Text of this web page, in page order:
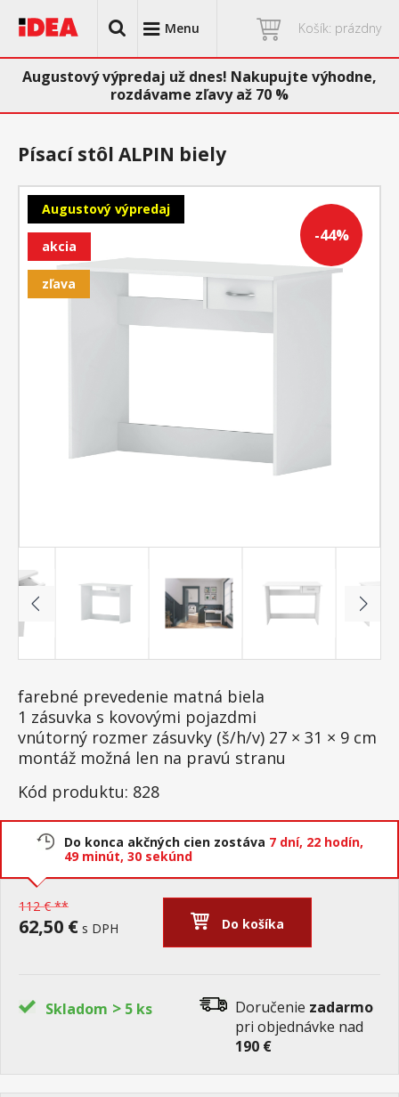
Menu Košík: prázdny
Augustový výpredaj už dnes! Nakupujte výhodne,
rozdávame zľavy až 70 %
-44%
Augustový výpredaj
akcia
zľava
Písací stôl ALPIN biely
farebné prevedenie matná biela
1 zásuvka s kovovými pojazdmi
vnútorný rozmer zásuvky (š/h/v) 27 × 31 × 9 cm
montáž možná len na pravú stranu
Kód produktu: 828
Do konca akčných cien zostáva 7 dní, 22 hodín,
49 minút, 30 sekúnd
112 € **
62,50 € s DPH Do košíka
Skladom > 5 ks Doručenie zadarmo
pri objednávke nad
190 €